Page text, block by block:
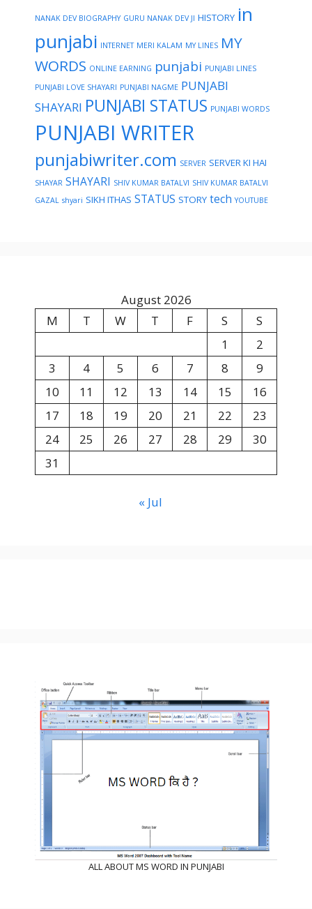
NANAK DEV BIOGRAPHY GURU NANAK DEV JI HISTORY in
punjabi INTERNET MERI KALAM MY LINES MY
WORDS ONLINE EARNING punjabi PUNJABI LINES
PUNJABI LOVE SHAYARI PUNJABI NAGME PUNJABI
SHAYARI PUNJABI STATUS PUNJABI WORDS
PUNJABI WRITER
punjabiwriter.com SERVER SERVER KI HAI
SHAYAR SHAYARI SHIV KUMAR BATALVI SHIV KUMAR BATALVI
GAZAL shyari SIKH ITHAS STATUS STORY tech YOUTUBE
August 2026
M
T W T F S
S
1
2
3
4 5 6 7 8
9
10
11 12 13 14 15
16
17
18 19 20 21 22
23
24
25 26 27 28 29
30
31
« Jul
ALL ABOUT MS WORD IN PUNJABI